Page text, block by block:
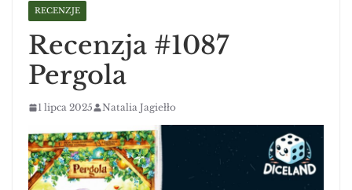
RECENZJE
Recenzja #1087
Pergola
1 lipca 2025 Natalia Jagiełło